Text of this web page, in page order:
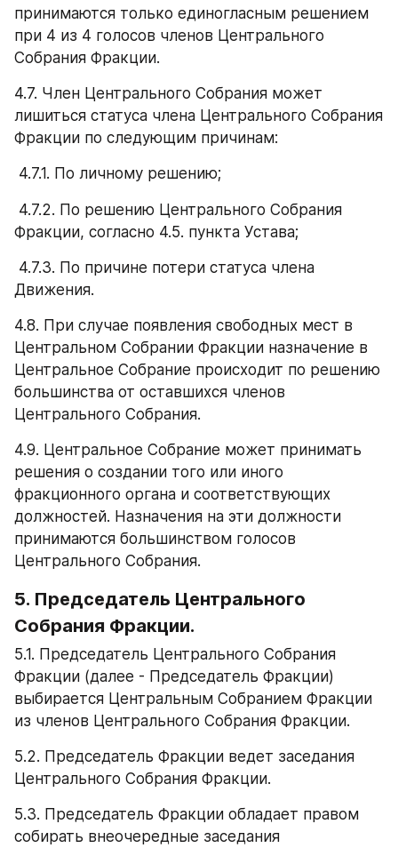
принимаются только единогласным решением
при 4 из 4 голосов членов Центрального
Собрания Фракции.
4.7. Член Центрального Собрания может
лишиться статуса члена Центрального Собрания
Фракции по следующим причинам:
4.7.1. По личному решению;
Фракции, согласно 4.5. пункта Устава;
Движения.
4.8. При случае появления свободных мест в
Центральном Собрании Фракции назначение в
Центральное Собрание происходит по решению
большинства от оставшихся членов
Центрального Собрания.
4.9. Центральное Собрание может принимать
решения о создании того или иного
фракционного органа и соответствующих
должностей. Назначения на эти должности
принимаются большинством голосов
Центрального Собрания.
5. Председатель Центрального
Собрания Фракции.
5.1. Председатель Центрального Собрания
Фракции (далее - Председатель Фракции)
выбирается Центральным Собранием Фракции
из членов Центрального Собрания Фракции.
5.2. Председатель Фракции ведет заседания
Центрального Собрания Фракции.
5.3. Председатель Фракции обладает правом
собирать внеочередные заседания